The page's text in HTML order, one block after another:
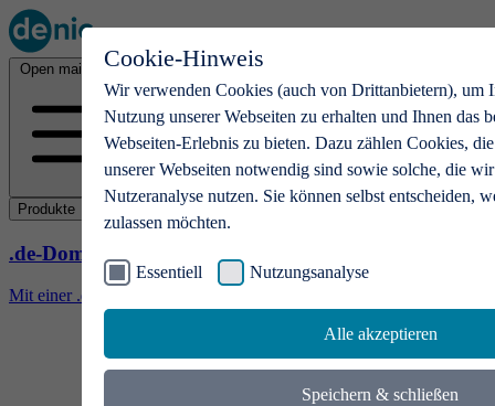
Cookie-Hinweis
Wir verwenden Cookies (auch von Drittanbietern), um
Nutzung unserer Webseiten zu erhalten und Ihnen das
Webseiten-Erlebnis zu bieten. Dazu zählen Cookies,
unserer Webseiten notwendig sind sowie solche, die
Nutzeranalyse nutzen. Sie können selbst entscheiden,
zulassen möchten.
Essentiell Nutzungsanalyse
Alle akzeptieren
Speichern & schließen
Open main menu
Produkte
.de-Domains
Mit einer .de-Domain erhalten Ideen eine Bühne